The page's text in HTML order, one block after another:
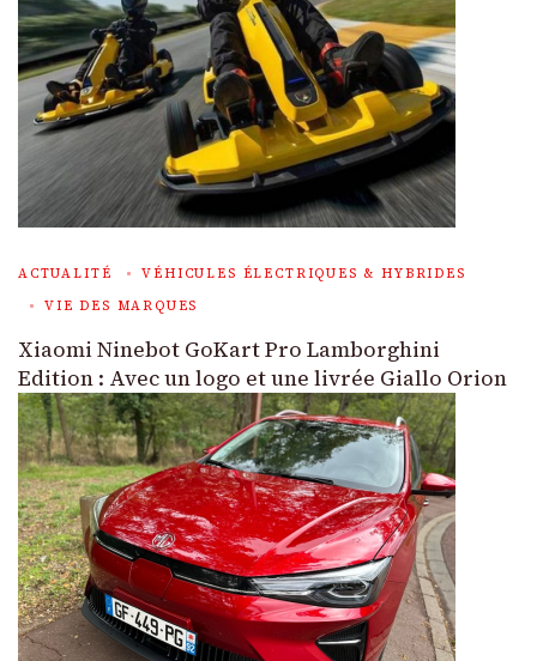
ACTUALITÉ
VÉHICULES ÉLECTRIQUES & HYBRIDES
VIE DES MARQUES
Xiaomi Ninebot GoKart Pro Lamborghini
Edition : Avec un logo et une livrée Giallo Orion